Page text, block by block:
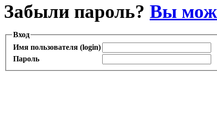
Забыли пароль? Вы
Вход
Имя пользователя (login)
Пароль